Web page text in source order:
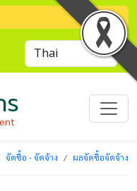
จัดซื้อ - จัดจ้าง ผลจัดซื้อจัดจ้าง